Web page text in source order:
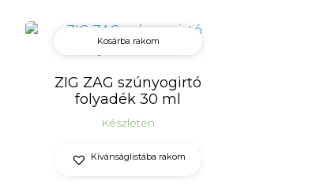
Kosárba rakom
ZIG ZAG szúnyogirtó
folyadék 30 ml
Készleten
Kívánságlistába rakom